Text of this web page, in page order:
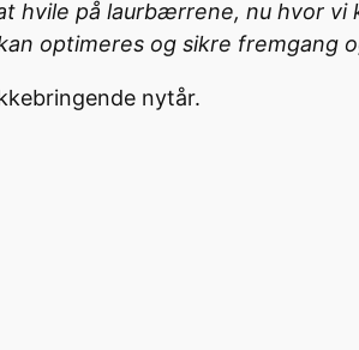
hvile på laurbærrene, nu hvor
optimeres og sikre fremgang
nytår.